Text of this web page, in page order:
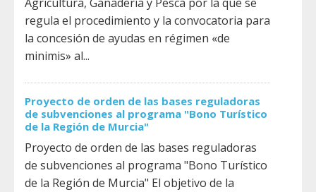
regula el procedimiento y la convocatoria para
la concesión de ayudas en régimen «de
minimis» al...
Proyecto de orden de las bases reguladoras
de subvenciones al programa "Bono Turístico
de la Región de Murcia"
Proyecto de orden de las bases reguladoras
de subvenciones al programa "Bono Turístico
de la Región de Murcia" El objetivo de la